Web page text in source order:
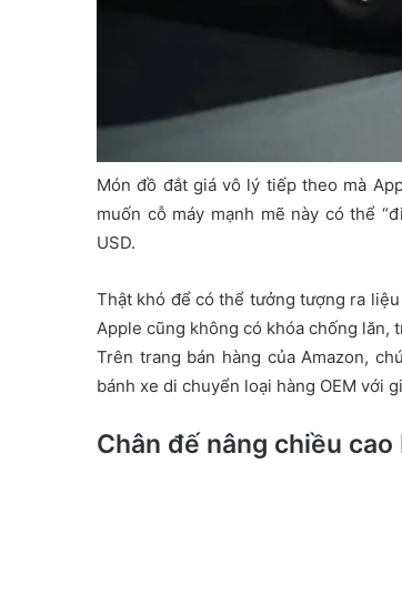
Món đồ đắt giá vô lý tiếp theo mà
muốn cỗ máy mạnh mẽ này có thể
USD.
Thật khó để có thể tưởng tượng ra
Apple cũng không có khóa chống lăn,
Trên trang bán hàng của Amazon,
bánh xe di chuyển loại hàng OEM với
Chân đế nâng chiều cao